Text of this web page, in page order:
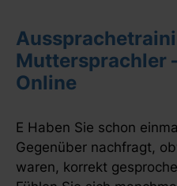
Muttersprachler
Online
E Haben Sie schon
Gegenüber nachfragt,
waren, korrekt